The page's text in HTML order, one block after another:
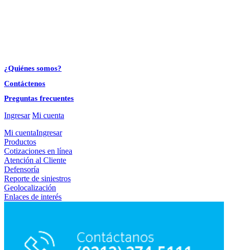
¿Quiénes somos?
Contáctenos
Preguntas frecuentes
Ingresar Mi cuenta
Ingresar
Mi cuenta
Productos
Cotizaciones en línea
Atención al Cliente
Defensoría
Reporte de siniestros
Geolocalización
Enlaces de interés